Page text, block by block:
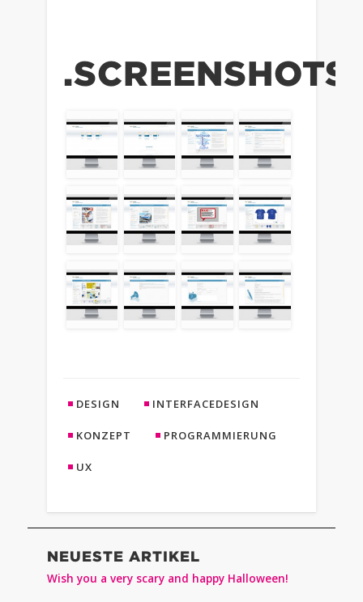
.SCREENSHOTS
DESIGN INTERFACEDESIGN
KONZEPT PROGRAMMIERUNG
UX
NEUESTE ARTIKEL
Wish you a very scary and happy Halloween!